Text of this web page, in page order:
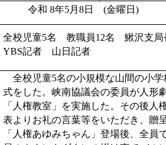
令和 8年5月8日 (金曜日)
全校児童5名 教職員12名 鰍沢支
YBS記者 山日記者
全校児童5名の小規模な山間の小
式をした。峡南協議会の委員が人形
「人権教室」を実施した。その後
表よりお礼の言葉等をいただき、贈
「人権あゆみちゃん」登場後、全